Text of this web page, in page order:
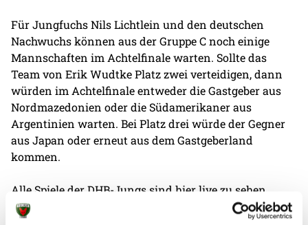
Für Jungfuchs Nils Lichtlein und den deutschen
Nachwuchs können aus der Gruppe C noch einige
Mannschaften im Achtelfinale warten. Sollte das
Team von Erik Wudtke Platz zwei verteidigen, dann
würden im Achtelfinale entweder die Gastgeber aus
Nordmazedonien oder die Südamerikaner aus
Argentinien warten. Bei Platz drei würde der Gegner
aus Japan oder erneut aus dem Gastgeberland
kommen.
Alle Spiele der DHB-Jungs sind hierlive zu sehen.